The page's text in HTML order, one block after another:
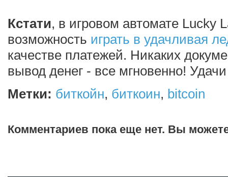
Кстати, в игровом автомате Lucky
возможность играть в удачливая
качестве платежей. Никаких
вывод денег - все мгновенно!
Метки: биткойн, биткоин, bitcoin
Комментариев пока еще нет. Вы